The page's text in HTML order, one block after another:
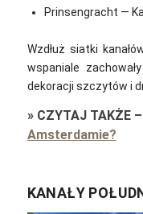
Prinsengracht —
Wzdłuż siatki
wspaniale
dekoracji szczytów i
» CZYTAJ TAKŻE–
Amsterdamie?
KANAŁY